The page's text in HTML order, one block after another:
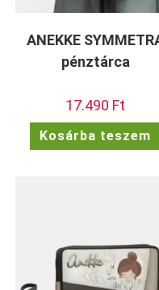
ANEKKE
pénztárca
17.490 Ft
Kosárba teszem